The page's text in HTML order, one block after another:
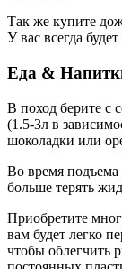
Так же купите
У вас всегда
Еда &
В поход берите с
(1.5-3л в
шоколадки или
Во время
больше терять
Приобретите
вам будет легко
чтобы облегчить